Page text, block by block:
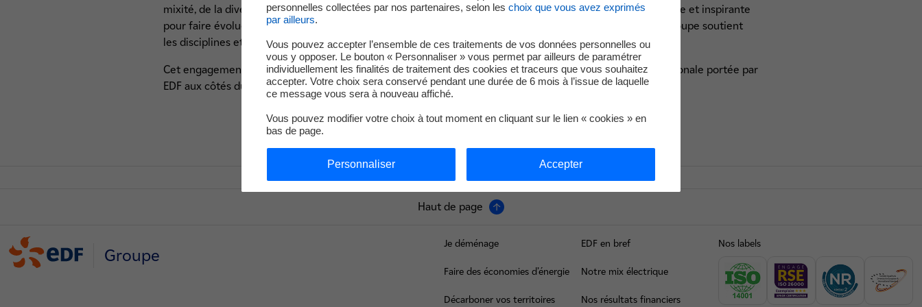
mixité, de la diversité et de l’accessibilité du sport. Convaincu que le sport constitue une plateforme unique et inspirante
pour faire évoluer les regards et fédérer les énergies positives autour de grandes causes sociétales, le Groupe soutient
les disciplines et les événements qui participent à rendre le sport accessible à tous.
Cet engagement local de la centrale nucléaire du Tricastin s’inscrit pleinement dans cette dynamique nationale portée par
EDF aux côtés du mouvement paralympique et olympique.
Haut de page
Groupe
Je déménage
Faire des économies d’énergie
Décarboner vos territoires
EDF en bref
Notre mix électrique
Nos résultats financiers
Nos labels
personnelles collectées par nos partenaires, selon les choix que vous avez exprimés
par ailleurs.
Vous pouvez accepter l’ensemble de ces traitements de vos données personnelles ou
vous y opposer. Le bouton « Personnaliser » vous permet par ailleurs de paramétrer
individuellement les finalités de traitement des cookies et traceurs que vous souhaitez
accepter. Votre choix sera conservé pendant une durée de 6 mois à l’issue de laquelle
ce message vous sera à nouveau affiché.
Vous pouvez modifier votre choix à tout moment en cliquant sur le lien « cookies » en
bas de page.
Personnaliser Accepter